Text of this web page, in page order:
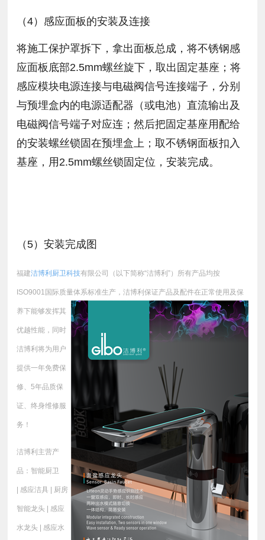
（4）感应面板的安装及连接
将施工保护罩拆下，拿出面板总成，将不锈钢感
应面板底部2.5mm螺丝旋下，取出固定基座；将
感应模块电源连接与电磁阀信号连接端子，分别
与预埋盒内的电源适配器（或电池）直流输出及
电磁阀信号端子对应连；然后把固定基座用配给
的安装螺丝锁固在预埋盒上；取不锈钢面板扣入
基座，用2.5mm螺丝锁固定位，安装完成。
（5）安装完成图
福建洁博利厨卫科技有限公司（以下简称“洁博利”）所有产品均按
ISO9001国际质量体系标准生产，洁博利保证产品及配件在正常使用及保
养下能够发挥其
优越性能，同时
洁博利将为用户
提供一年免费保
修、5年品质保
证、终身维修服
务！
洁博利主营产
品：智能厨卫
| 感应洁具 | 厨房
智能龙头 | 感应
水龙头 | 感应水